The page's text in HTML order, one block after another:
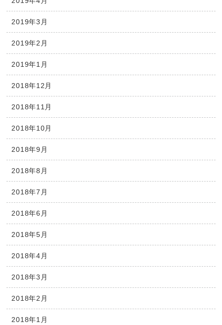
2019年3月
2019年2月
2019年1月
2018年12月
2018年11月
2018年10月
2018年9月
2018年8月
2018年7月
2018年6月
2018年5月
2018年4月
2018年3月
2018年2月
2018年1月